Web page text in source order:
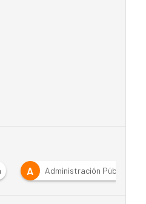
A Administración Pública